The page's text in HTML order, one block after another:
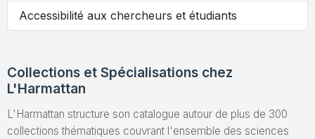
Accessibilité aux chercheurs et étudiants
Collections et Spécialisations chez
L'Harmattan
L'Harmattan structure son catalogue autour de plus de 300
collections thématiques couvrant l'ensemble des sciences